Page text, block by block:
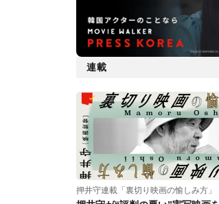
連載
押井守連載「裏切り映画の愉しみ方」